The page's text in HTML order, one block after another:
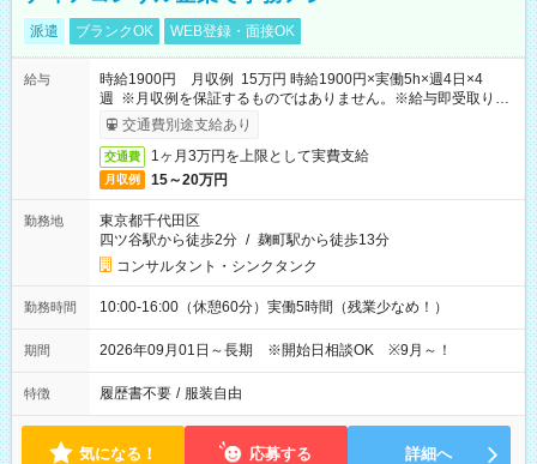
派遣 ブランクOK WEB登録・面接OK
給与
時給1900円 月収例 15万円 時給1900円×実働5h×週4日×4
週 ※月収例を保証するものではありません。※給与即受取りサ
ービス利用可（利用条件有）
交通費別途支給あり
交通費 1ヶ月3万円を上限として実費支給
月収例 15～20万円
勤務地
東京都千代田区
四ツ谷駅から徒歩2分 / 麹町駅から徒歩13分
コンサルタント・シンクタンク
勤務時間 10:00-16:00（休憩60分）実働5時間（残業少なめ！）
期間 2026年09月01日～長期 ※開始日相談OK ※9月～！
特徴 履歴書不要 / 服装自由
気になる！ 応募する 詳細へ